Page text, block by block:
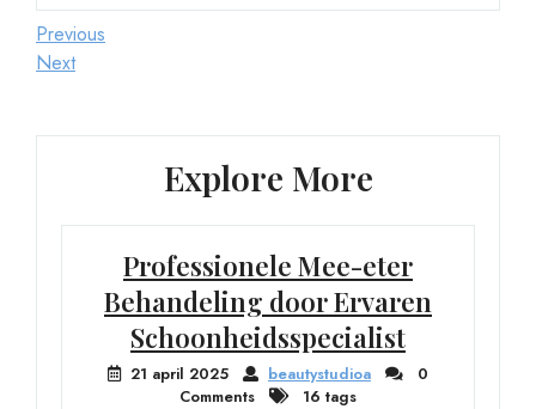
Berichtnavigatie
Previous
Post
Previous
Next
Next
Explore More
Professionele Mee-eter
Behandeling door Ervaren
Schoonheidsspecialist
21 april 2025 beautystudioa
0
Comments
16 tags